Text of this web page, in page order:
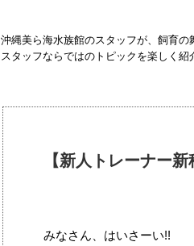
沖縄美ら海水族館のスタッフが、飼育の
スタッフならではのトピックを楽しく紹
【新人トレーナー新
みなさん、はいさーい!!